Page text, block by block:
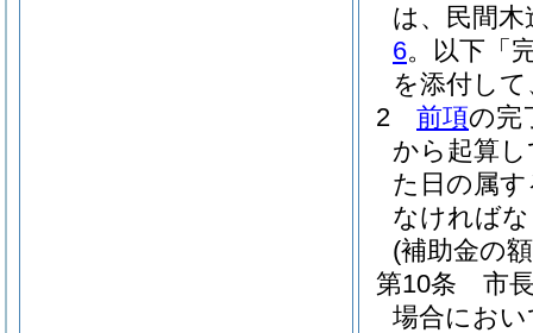
は、民間木
6。以下「
を添付し
2
前項の完
から起算
た日の属
なければ
(補助金の
第10条
市
場合にお